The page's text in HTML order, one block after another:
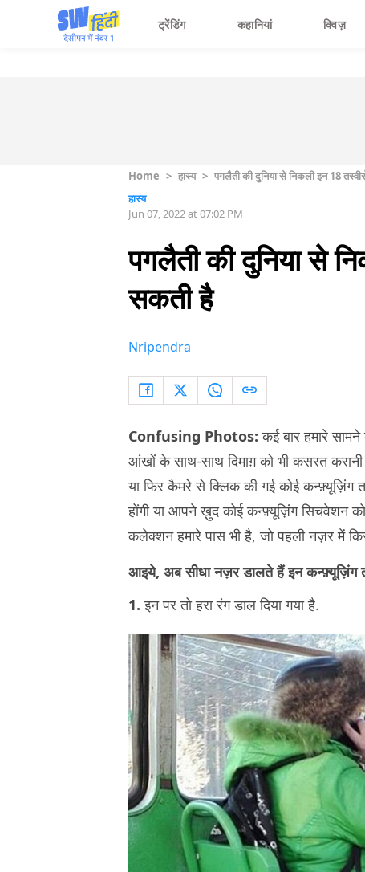
ट्रेंडिंग कहानियां क्विज़
Home > हास्य > पगलैती की दुनिया से निकली इन 18
हास्य
Jun 07, 2022 at 07:02 PM
पगलैती की दुनिया से
सकती है
Nripendra
Confusing Photos:कई बार हमारे
आंखों के साथ-साथ दिमाग़ को भी कसरत करानी
या फिर कैमरे से क्लिक की गई कोई कन्फ़्यूज़िंग
होंगी या आपने ख़ुद कोई कन्फ़्यूज़िंग सिचवेशन
कलेक्शन हमारे पास भी है, जो पहली नज़र में
आइये, अब सीधा नज़र डालते हैं इन
1. इन पर तो हरा रंग डाल दिया गया है.